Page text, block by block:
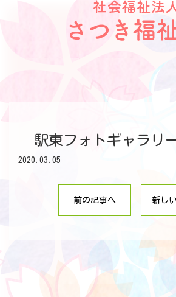
駅東フォトギャラリ
2020.03.05
前の記事へ 新し